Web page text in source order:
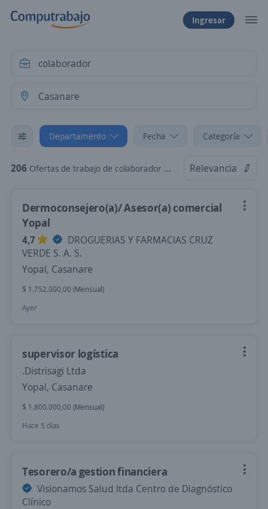
Ingresar
Departamento Fecha Categoría
206 Ofertas de trabajo de colaborador en Casanare Relevancia
Dermoconsejero(a)/ Asesor(a) comercial
Yopal
4,7
DROGUERIAS Y FARMACIAS CRUZ
VERDE S. A. S.
Yopal, Casanare
$ 1.752.000,00 (Mensual)
Ayer
supervisor logística
.Distrisagi Ltda
Yopal, Casanare
$ 1.800.000,00 (Mensual)
Hace 5 días
Tesorero/a gestion financiera
Visionamos Salud ltda Centro de Diagnóstico
Clínico